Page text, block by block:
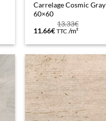
Carrelage Cosmic Gray
60×60
13.33€
Le
initial
13.33€.
11.66€Le
actuel
11.66€.
TTC /m²